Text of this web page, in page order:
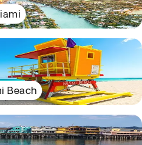
Beach